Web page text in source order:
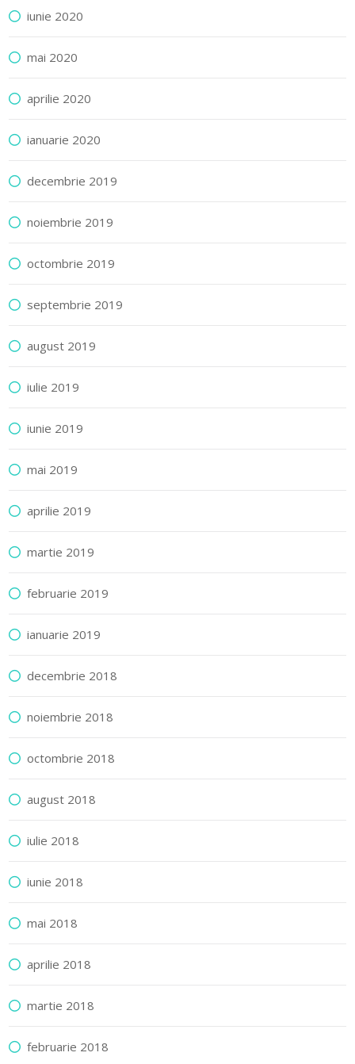
iunie 2020
mai 2020
aprilie 2020
ianuarie 2020
decembrie 2019
noiembrie 2019
octombrie 2019
septembrie 2019
august 2019
iulie 2019
iunie 2019
mai 2019
aprilie 2019
martie 2019
februarie 2019
ianuarie 2019
decembrie 2018
noiembrie 2018
octombrie 2018
august 2018
iulie 2018
iunie 2018
mai 2018
aprilie 2018
martie 2018
februarie 2018